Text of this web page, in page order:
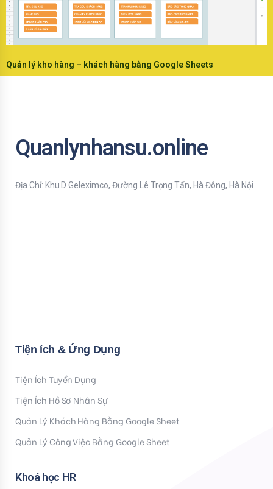
Quản lý kho hàng – khách hàng bằng Google Sheets
Quanlynhansu.online
Địa Chỉ: Khu D Geleximco, Đường Lê Trọng Tấn, Hà Đông, Hà Nội
Tiện ích & Ứng Dụng
Tiện Ích Tuyển Dụng
Tiện Ích Hồ Sơ Nhân Sự
Quản Lý Khách Hàng Bằng Google Sheet
Quản Lý Công Việc Bằng Google Sheet
Khoá học HR